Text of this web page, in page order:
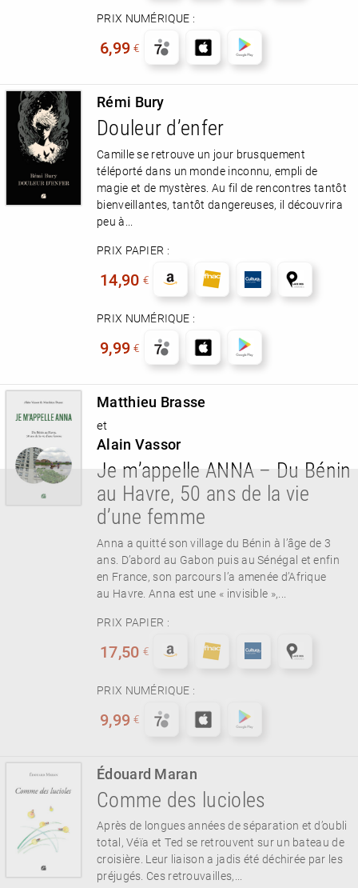
PRIX NUMÉRIQUE :
6,99 €
Rémi Bury
Douleur d’enfer
Camille se retrouve un jour brusquement
téléporté dans un monde inconnu, empli de
magie et de mystères. Au fil de rencontres tantôt
bienveillantes, tantôt dangereuses, il découvrira
peu à...
PRIX PAPIER :
14,90 €
PRIX NUMÉRIQUE :
9,99 €
Matthieu Brasse
et
Alain Vassor
Je m’appelle ANNA – Du Bénin
au Havre, 50 ans de la vie
d’une femme
Anna a quitté son village du Bénin à l’âge de 3
ans. D’abord au Gabon puis au Sénégal et enfin
en France, son parcours l’a amenée d’Afrique
au Havre. Anna est une « invisible »,...
PRIX PAPIER :
17,50 €
PRIX NUMÉRIQUE :
9,99 €
Édouard Maran
Comme des lucioles
Après de longues années de séparation et d’oubli
total, Véïa et Ted se retrouvent sur un bateau de
croisière. Leur liaison a jadis été déchirée par les
préjugés. Ces retrouvailles,...